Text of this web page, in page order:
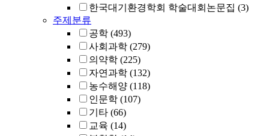
한국대기환경학회 학술대회논문집 (3)
주제분류
공학 (493)
사회과학 (279)
의약학 (225)
자연과학 (132)
농수해양 (118)
인문학 (107)
기타 (66)
교육 (14)